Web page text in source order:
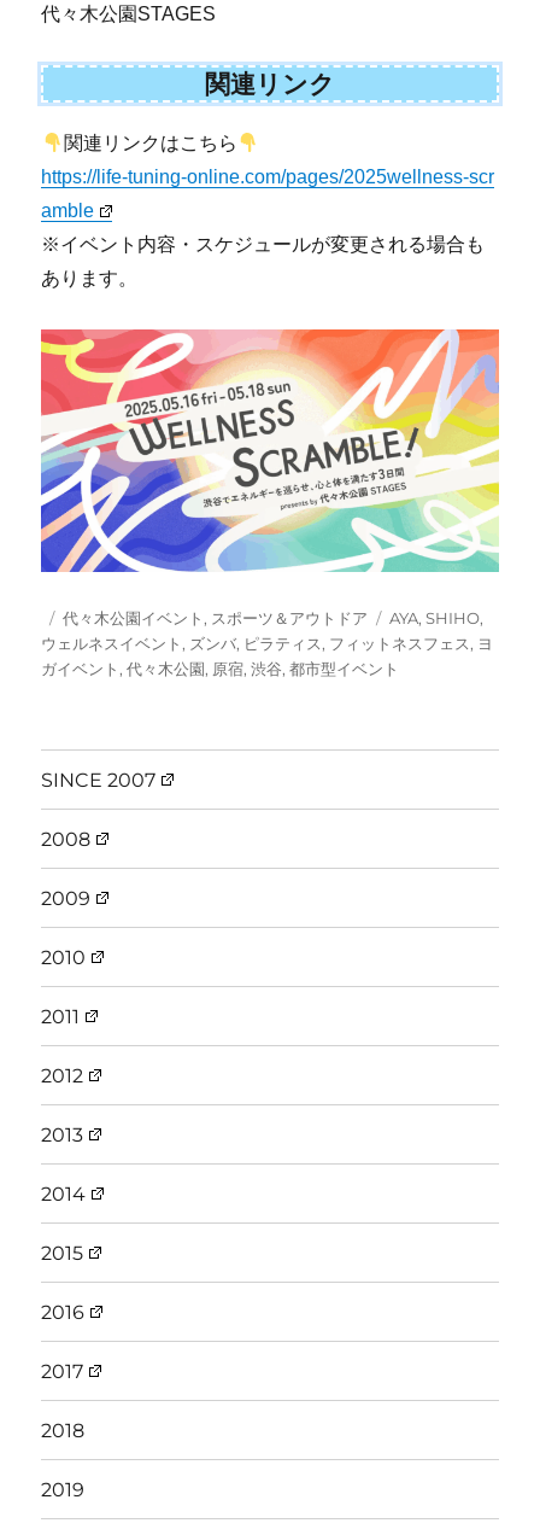
代々木公園STAGES
関連リンク
関連リンクはこちら
https://life-tuning-online.com/pages/2025wellness-scr
amble
※イベント内容・スケジュールが変更される場合も
あります。
投
稿
日:
カ
テ
ゴ
代々木公園イベント , スポーツ＆アウトドア
タ
グ
AYA,SHIHO,
ウェルネスイベント , ズンバ, ピラティス, フィットネスフェス, ヨ
ガイベント ,代々木公園, 原宿,渋谷,都市型イベント
SINCE 2007
2008
2009
2010
2011
2012
2013
2014
2015
2016
2017
2018
2019